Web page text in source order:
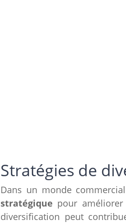
Stratégies de
Dans un monde
stratégique pour
diversification peut